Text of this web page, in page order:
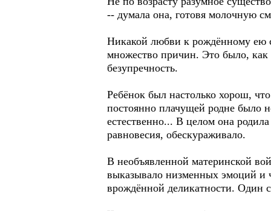
-- думала она, готовя молочную
Никакой любви к рождённому ею
множество причин. Это было, как
безупречность.
Ребёнок был настолько хорош,
постоянно плачущей родне было
естественно... В целом она
равновесия, обескураживало.
В необъявленной материнской
выказывало низменных эмоций и
врождённой деликатности. Один